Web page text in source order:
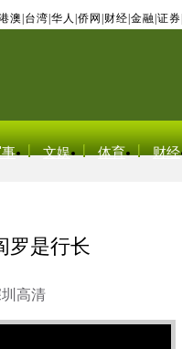
澳 台湾 华人 侨网 财经 金融 证券
文娱 体育 财经
罗是行长
高清